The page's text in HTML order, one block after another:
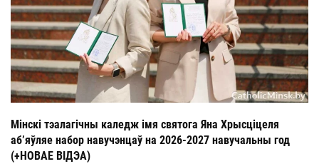
Мінскі тэалагічны каледж імя святога Яна Хрысціцеля
аб’яўляе набор навучэнцаў на 2026-2027 навучальны год
(+НОВАЕ ВІДЭА)